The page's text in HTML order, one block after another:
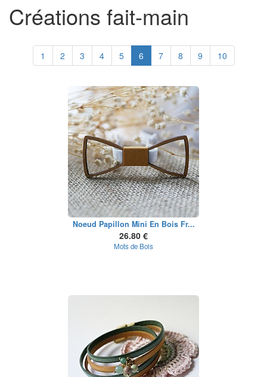
Créations fait-main
1 2 3 4 5 6 7 8 9 10
Noeud Papillon Mini En Bois Fr...
26.80 €
Mots de Bois